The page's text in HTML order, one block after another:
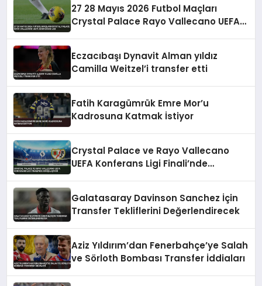
27 28 Mayıs 2026 Futbol Maçları
Crystal Palace Rayo Vallecano UEFA
Eczacıbaşı Dynavit Alman yıldız
Camilla Weitzel’i transfer etti
Fatih Karagümrük Emre Mor’u
Kadrosuna Katmak İstiyor
Crystal Palace ve Rayo Vallecano
UEFA Konferans Ligi Finali’nde
Galatasaray Davinson Sanchez İçin
Transfer Tekliflerini Değerlendirecek
Aziz Yıldırım’dan Fenerbahçe’ye Salah
ve Sörloth Bombası Transfer İddiaları